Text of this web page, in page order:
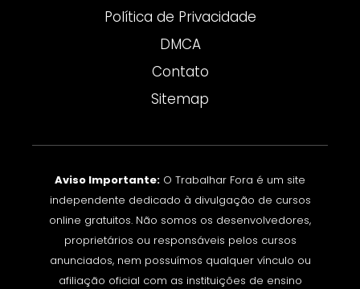
Política de Privacidade
DMCA
Contato
Sitemap
Aviso Importante: O Trabalhar Fora é um site
independente dedicado à divulgação de cursos
online gratuitos. Não somos os desenvolvedores,
proprietários ou responsáveis pelos cursos
anunciados, nem possuímos qualquer vínculo ou
afiliação oficial com as instituições de ensino